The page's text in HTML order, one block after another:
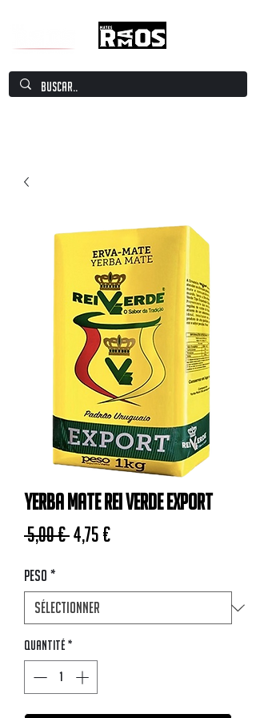
Yerba Mate Rei Verde Export
5,00 € Prix original
4,75 €
Peso *
Quantité *